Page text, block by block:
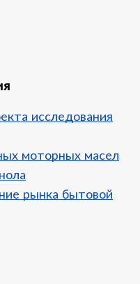
исследования
моторных масел
рынка бытовой